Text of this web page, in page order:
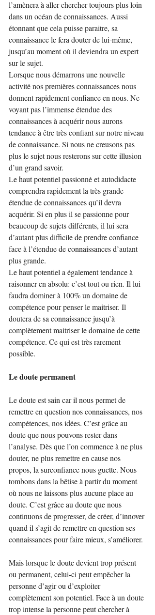
l’amènera à aller chercher toujours plus loin
dans un océan de connaissances. Aussi
étonnant que cela puisse paraitre, sa
connaissance le fera douter de lui-même,
jusqu’au moment où il deviendra un expert
sur le sujet.
Lorsque nous démarrons une nouvelle
activité nos premières connaissances nous
donnent rapidement confiance en nous. Ne
voyant pas l’immense étendue des
connaissances à acquérir nous aurons
tendance à être très confiant sur notre niveau
de connaissance. Si nous ne creusons pas
plus le sujet nous resterons sur cette illusion
d’un grand savoir.
Le haut potentiel passionné et autodidacte
comprendra rapidement la très grande
étendue de connaissances qu’il devra
acquérir. Si en plus il se passionne pour
beaucoup de sujets différents, il lui sera
d’autant plus difficile de prendre confiance
face à l’étendue de connaissances d’autant
plus grande.
Le haut potentiel a également tendance à
raisonner en absolu: c’est tout ou rien. Il lui
faudra dominer à 100% un domaine de
compétence pour penser le maitriser. Il
doutera de sa connaissance jusqu’à
complètement maitriser le domaine de cette
compétence. Ce qui est très rarement
possible.
Le doute permanent
Le doute est sain car il nous permet de
remettre en question nos connaissances, nos
compétences, nos idées. C’est grâce au
doute que nous pouvons rester dans
l’analyse. Dès que l’on commence à ne plus
douter, ne plus remettre en cause nos
propos, la surconfiance nous guette. Nous
tombons dans la bêtise à partir du moment
où nous ne laissons plus aucune place au
doute. C’est grâce au doute que nous
continuons de progresser, de créer, d’innover
quand il s’agit de remettre en question ses
connaissances pour faire mieux, s’améliorer.
Mais lorsque le doute devient trop présent
ou permanent, celui-ci peut empêcher la
personne d’agir ou d’exploiter
complètement son potentiel. Face à un doute
trop intense la personne peut chercher à